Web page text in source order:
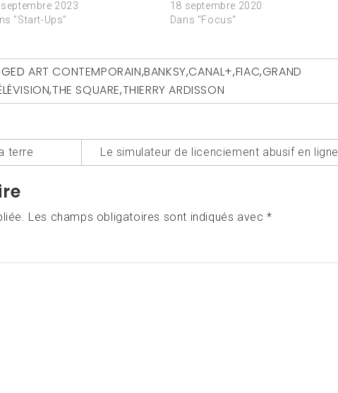
2023
"Start-Ups"
18 septembre 2020
Dans "Focus"
ART CONTEMPORAIN,BANKSY,CANAL+,FIAC,GRAND
,THE SQUARE,THIERRY ARDISSON
terre Le simulateur de licenciement abusif en ligne
Les champs obligatoires sont indiqués avec*